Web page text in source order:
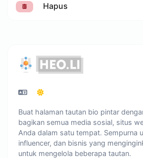
Hapus
Buat halaman tautan bio pintar
bagikan semua media sosial, situs
Anda dalam satu tempat. Sempurna
influencer, dan bisnis yang
untuk mengelola beberapa tautan.